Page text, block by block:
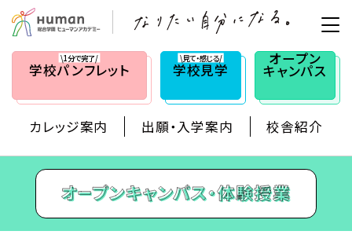
\1分で完了/
学校パンフレット
\見て・感じる/
学校見学
オープン
キャンパス
カレッジ案内 出願・入学案内 校舎紹介